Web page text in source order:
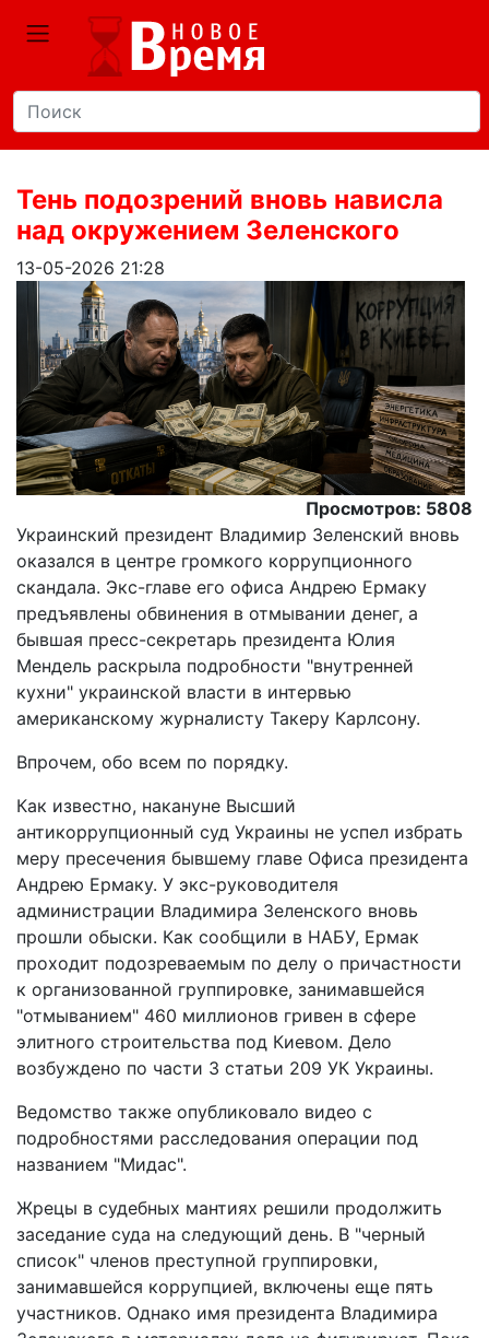
Тень подозрений вновь нависла
над окружением Зеленского
13-05-2026 21:28
Просмотров: 5808
Украинский президент Владимир Зеленский вновь
оказался в центре громкого коррупционного
скандала. Экс-главе его офиса Андрею Ермаку
предъявлены обвинения в отмывании денег, а
бывшая пресс-секретарь президента Юлия
Мендель раскрыла подробности "внутренней
кухни" украинской власти в интервью
американскому журналисту Такеру Карлсону.
Впрочем, обо всем по порядку.
Как известно, накануне Высший
антикоррупционный суд Украины не успел избрать
меру пресечения бывшему главе Офиса президента
Андрею Ермаку. У экс-руководителя
администрации Владимира Зеленского вновь
прошли обыски. Как сообщили в НАБУ, Ермак
проходит подозреваемым по делу о причастности
к организованной группировке, занимавшейся
"отмыванием" 460 миллионов гривен в сфере
элитного строительства под Киевом. Дело
возбуждено по части 3 статьи 209 УК Украины.
Ведомство также опубликовало видео с
подробностями расследования операции под
названием "Мидас".
Жрецы в судебных мантиях решили продолжить
заседание суда на следующий день. В "черный
список" членов преступной группировки,
занимавшейся коррупцией, включены еще пять
участников. Однако имя президента Владимира